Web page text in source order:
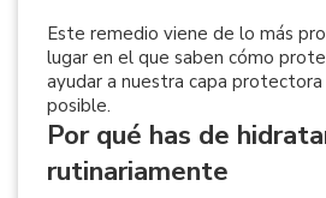
Este remedio viene de lo más
lugar en el que saben cómo
ayudar a nuestra capa
posible.
Por qué has de
rutinariamente